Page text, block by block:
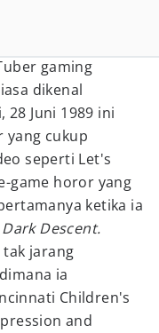
gaming
dikenal
Juni 1989 ini
yang cukup
seperti Let's
game horor yang
ketika ia
Descent.
tak jarang
ia
Children's
and